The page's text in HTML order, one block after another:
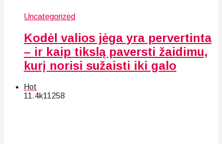
Uncategorized
Kodėl valios jėga yra pervertinta
– ir kaip tikslą paversti žaidimu,
kurį norisi sužaisti iki galo
Hot
11.4k11258